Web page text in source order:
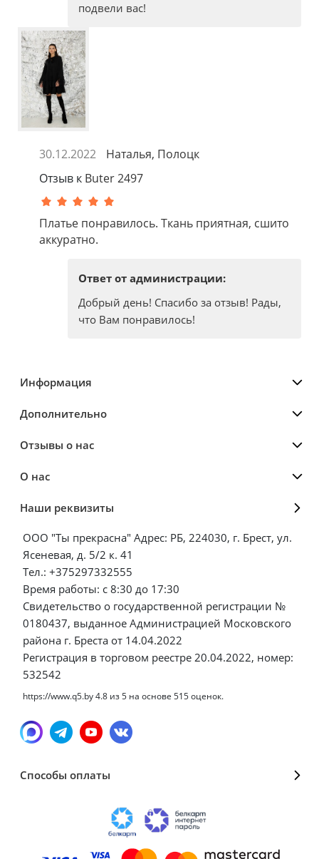
подвели вас!
30.12.2022
Наталья, Полоцк
Отзыв к Buter 2497
Платье понравилось. Ткань приятная, сшито
аккуратно.
Ответ от администрации:
Добрый день! Спасибо за отзыв! Рады,
что Вам понравилось!
Информация
Дополнительно
Отзывы о нас
О нас
Наши реквизиты
ООО "Ты прекрасна" Адрес: РБ, 224030, г. Брест, ул.
Ясеневая, д. 5/2 к. 41
Тел.: +375297332555
Время работы: с 8:30 до 17:30
Свидетельство о государственной регистрации №
0180437, выданное Администрацией Московского
района г. Бреста от 14.04.2022
Регистрация в торговом реестре 20.04.2022, номер:
532542
https://www.q5.by4.8 из5 на основе 515оценок.
Способы оплаты